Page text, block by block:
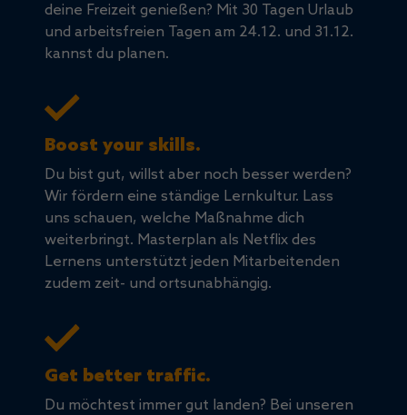
deine Freizeit genießen? Mit 30 Tagen Urlaub
und arbeitsfreien Tagen am 24.12. und 31.12.
kannst du planen.
Boost your skills.
Du bist gut, willst aber noch besser werden?
Wir fördern eine ständige Lernkultur. Lass
uns schauen, welche Maßnahme dich
weiterbringt. Masterplan als Netflix des
Lernens unterstützt jeden Mitarbeitenden
zudem zeit- und ortsunabhängig.
Get better traffic.
Du möchtest immer gut landen? Bei unseren